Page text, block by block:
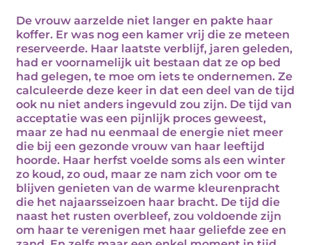
De vrouw aarzelde niet langer en pakte haar
koffer. Er was nog een kamer vrij die ze meteen
reserveerde. Haar laatste verblijf, jaren geleden,
had er voornamelijk uit bestaan dat ze op bed
had gelegen, te moe om iets te ondernemen. Ze
calculeerde deze keer in dat een deel van de tijd
ook nu niet anders ingevuld zou zijn. De tijd van
acceptatie was een pijnlijk proces geweest,
maar ze had nu eenmaal de energie niet meer
die bij een gezonde vrouw van haar leeftijd
hoorde. Haar herfst voelde soms als een winter
zo koud, zo oud, maar ze nam zich voor om te
blijven genieten van de warme kleurenpracht
die het najaarsseizoen haar bracht. De tijd die
naast het rusten overbleef, zou voldoende zijn
om haar te verenigen met haar geliefde zee en